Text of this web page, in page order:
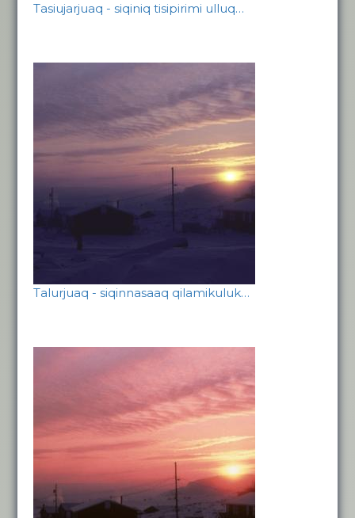
Tasiujarjuaq - siqiniq tisipirimi ulluq…
Talurjuaq - siqinnasaaq qilamikuluk…